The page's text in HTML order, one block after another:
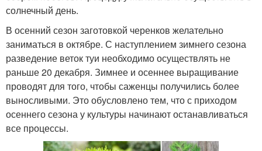
солнечный день.
В осенний сезон заготовкой черенков желательно
заниматься в октябре. С наступлением зимнего сезона
разведение веток туи необходимо осуществлять не
раньше 20 декабря. Зимнее и осеннее выращивание
проводят для того, чтобы саженцы получились более
выносливыми. Это обусловлено тем, что с приходом
осеннего сезона у культуры начинают останавливаться
все процессы.